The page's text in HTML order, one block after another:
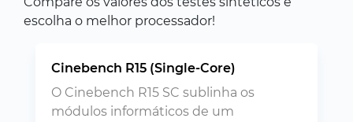
escolha o melhor processador!
Cinebench R15 (Single-Core)
O Cinebench R15 SC sublinha os
módulos informáticos de um